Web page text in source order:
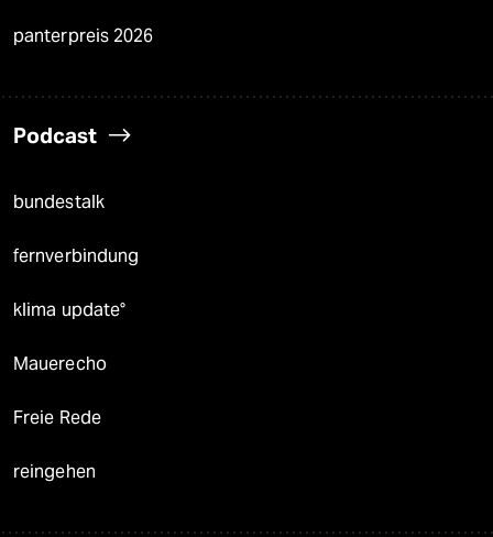
panterpreis 2026
Podcast
bundestalk
fernverbindung
klima update°
Mauerecho
Freie Rede
reingehen